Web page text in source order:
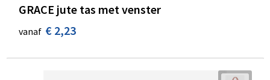
GRACE jute tas met venster
vanaf € 2,23